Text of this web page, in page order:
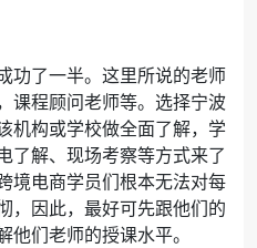
了一半。这里所说的老师
课程顾问老师等。选择宁波
机构或学校做全面了解，学
了解、现场考察等方式来了
境电商学员们根本无法对每
，因此，最好可先跟他们的
他们老师的授课水平。